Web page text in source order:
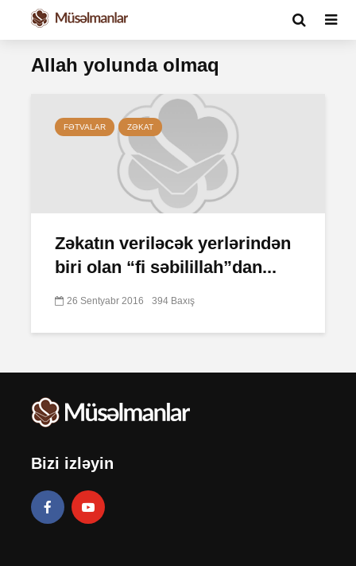
Allah yolunda olmaq
FƏTVALAR ZƏKAT
Zəkatın veriləcək yerlərindən
biri olan “fi səbilillah”dan...
26 Sentyabr 2016 394 Baxış
Bizi izləyin